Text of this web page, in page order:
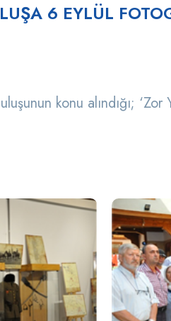
6 EYLÜL
konu alındığı;